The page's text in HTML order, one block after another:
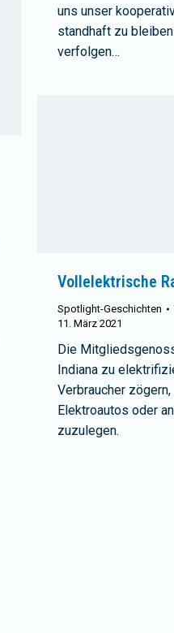
uns unser
standhaft zu
verfolgen…
Vollelektrische
Spotlight-Geschichten
11. März 2021
Die
Indiana zu
Verbraucher
Elektroautos oder
zuzulegen.